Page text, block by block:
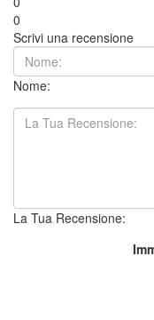
0
Scrivi una recensione
Nome:
La Tua Recensione: